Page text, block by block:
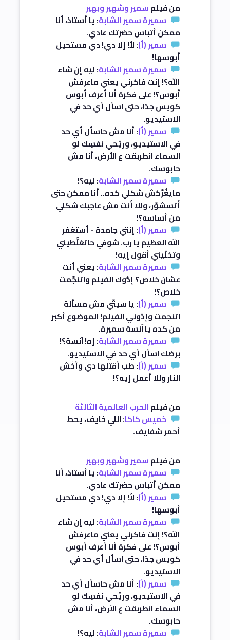
من فيلمسمير وشهير وبهير
سميرة سمير الشابة: يا أستاذ، أنا
ممكن أتباس حضرتك عادي.
سمير (أ): لأ! إلا دي! دي مستحيل
أبوسها!
سميرة سمير الشابة: ليه إن شاء
الله؟! إنت فاكرني يعني ماعرفش
أبوس؟! على فكرة أنا أعرف أبوس
كويس جدًا، حتى اسأل أي حد في
الاستيديو.
سمير (أ): أنا مش حاسأل أي حد
في الاستيديو، وريَّحي نفسِك لو
السماء انطربقت ع الأرض، أنا مش
حابوسك.
سميرة سمير الشابة: ليه؟!
مايغُرَّكش شكلي كده.. أنا ممكن حتى
أتسشوَّر، وللا أنت مش عاجبك شكلي
من أساسه؟!
سمير (أ): إنتي جامدة - أستغفر
الله العظيم يا رب. شوفي حاتغلَّطيني
وتخلّيني أقول إيه!
سميرة سمير الشابة: يعني أنت
عشان خلاص؟ إدُّوك الفيلم واتنجِّمت
خلاص؟!
سمير (أ): يا سيتّي مش مسألة
اتنجمت وإدّوني الفيلم! الموضوع أكبر
من كده يا آنسة سميرة.
سميرة سمير الشابة: إه! آنسة؟!
برضك اسأل أي حد في الاستيديو.
سمير (أ): طب أقتلها دي وأخُش
النار وللا أعمل إيه؟!
من فيلمالحرب العالمية الثالثة
خميس كاكا: اللي خايف، يحط
أحمر شفايف.
من فيلمسمير وشهير وبهير
سميرة سمير الشابة: يا أستاذ، أنا
ممكن أتباس حضرتك عادي.
سمير (أ): لأ! إلا دي! دي مستحيل
أبوسها!
سميرة سمير الشابة: ليه إن شاء
الله؟! إنت فاكرني يعني ماعرفش
أبوس؟! على فكرة أنا أعرف أبوس
كويس جدًا، حتى اسأل أي حد في
الاستيديو.
سمير (أ): أنا مش حاسأل أي حد
في الاستيديو، وريَّحي نفسِك لو
السماء انطربقت ع الأرض، أنا مش
حابوسك.
سميرة سمير الشابة: ليه؟!